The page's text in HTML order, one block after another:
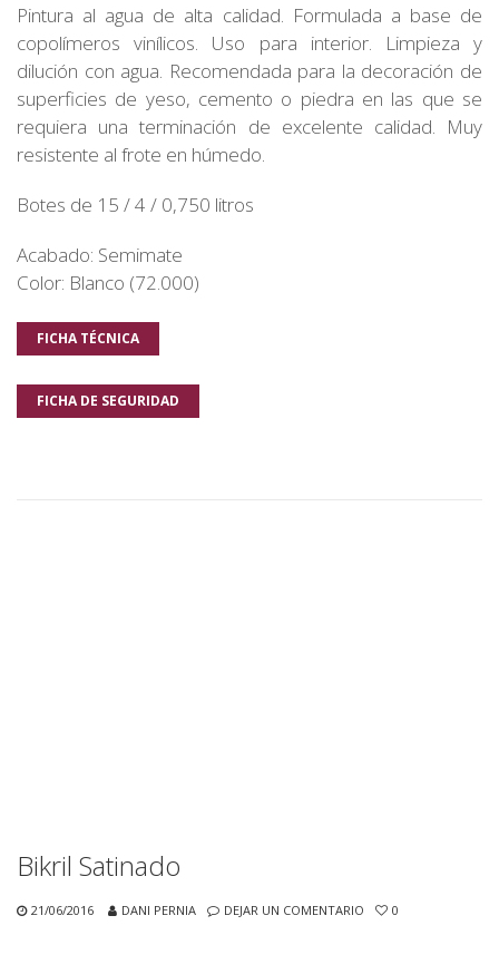
Pintura al agua de alta calidad. Formulada a base de
copolímeros vinílicos. Uso para interior. Limpieza y
dilución con agua. Recomendada para la decoración de
superficies de yeso, cemento o piedra en las que se
requiera una terminación de excelente calidad. Muy
resistente al frote en húmedo.
Botes de 15 / 4 / 0,750 litros
Acabado: Semimate
Color: Blanco (72.000)
FICHA TÉCNICA
FICHA DE SEGURIDAD
Bikril Satinado
21/06/2016 DANI PERNIA DEJAR UN COMENTARIO 0